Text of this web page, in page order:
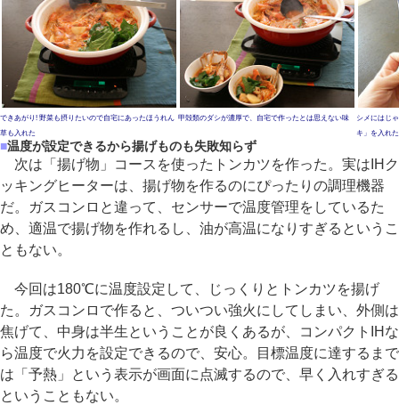
できあがり! 野菜も摂りたいので自宅にあったほうれん
草も入れた
甲殻類のダシが濃厚で、自宅で作ったとは思えない味
シメにはじ
キ」を入れた
■温度が設定できるから揚げものも失敗知らず
次は「揚げ物」コースを使ったトンカツを作った。実はIHク
ッキングヒーターは、揚げ物を作るのにぴったりの調理機器
だ。ガスコンロと違って、センサーで温度管理をしているた
め、適温で揚げ物を作れるし、油が高温になりすぎるというこ
ともない。
今回は180℃に温度設定して、じっくりとトンカツを揚げ
た。ガスコンロで作ると、ついつい強火にしてしまい、外側は
焦げて、中身は半生ということが良くあるが、コンパクトIHな
ら温度で火力を設定できるので、安心。目標温度に達するまで
は「予熱」という表示が画面に点滅するので、早く入れすぎる
ということもない。